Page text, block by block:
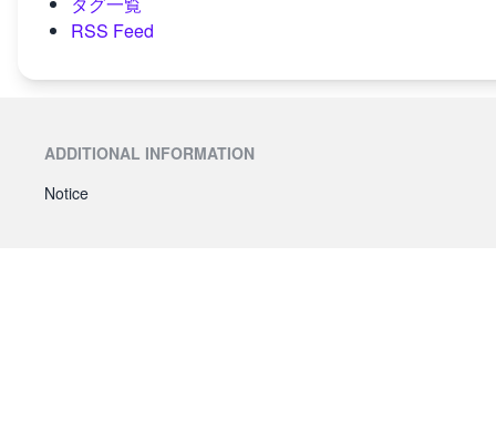
RSS Feed
ADDITIONAL INFORMATION
Notice